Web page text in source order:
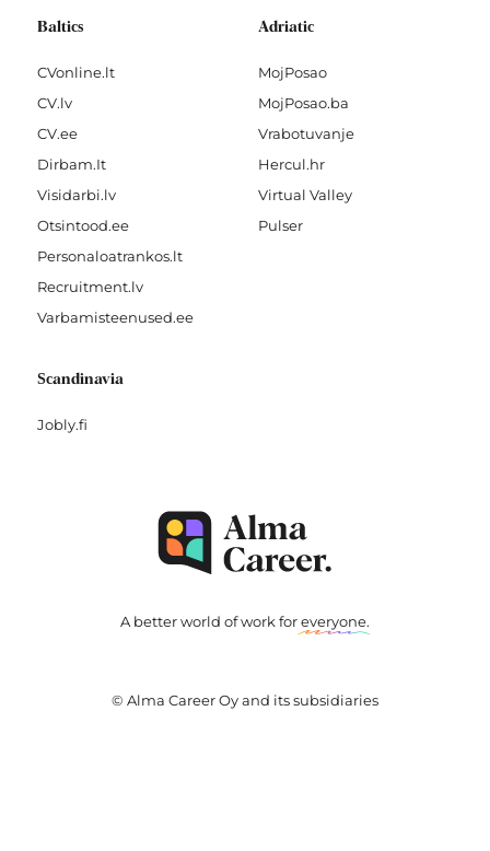
Baltics
CVonline.lt
CV.lv
CV.ee
Dirbam.It
Visidarbi.lv
Otsintood.ee
Personaloatrankos.lt
Recruitment.lv
Varbamisteenused.ee
Adriatic
MojPosao
MojPosao.ba
Vrabotuvanje
Hercul.hr
Virtual Valley
Pulser
Scandinavia
Jobly.fi
A better world of work foreveryone.
© Alma Career Oy and its subsidiaries